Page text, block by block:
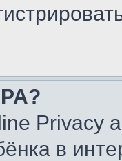
Privacy
в